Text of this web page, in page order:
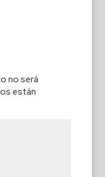
no será
están